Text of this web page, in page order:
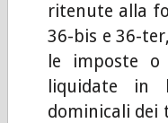
ritenute alla
36-bis e 36-
le imposte
liquidate in
dominicali dei